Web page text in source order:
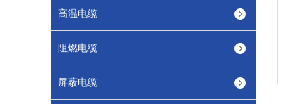
高温电缆
阻燃电缆
屏蔽电缆